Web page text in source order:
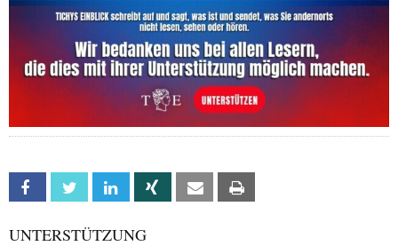
Facebook Twitter Linkedin Xing Email
UNTERSTÜTZUNG